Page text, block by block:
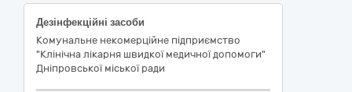
Дезінфекційні засоби
Комунальне некомерційне підприємство
"Клінічна лікарня швидкої медичної допомоги"
Дніпровської міської ради